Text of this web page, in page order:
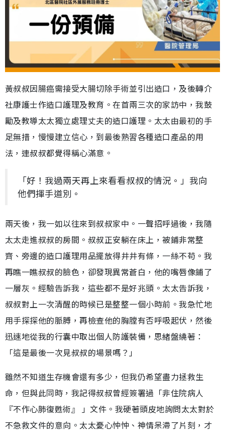
黃叔叔因腸癌需接受大腸切除手術並引出造口，及後轉介
社康護士作造口護理及教育。在首兩三次的家訪中，我鼓
勵及教導太太獨立處理丈夫的造口護理。太太由最初的手
足無措，慢慢建立信心，到最後熟習各種造口產品的用
法，連叔叔都覺得稱心滿意。
「好！我過兩天再上來看看叔叔的情況。」我向
他們揮手道別。
兩天後，我一如以往來到叔叔家中。一聲招呼過後，我隨
太太走進叔叔的房間。叔叔正安躺在床上，被鋪非常整
齊、旁邊的造口護理用品擺放得井井有條，一絲不苟。我
再瞧一瞧叔叔的臉色，卻發現異常蒼白，他的嘴唇像鋪了
一層灰。經驗告訴我，這些都不是好兆頭。太太告訴我，
叔叔對上一次清醒的時候已是整整一個小時前。我急忙地
用手探探他的脈膊，再檢查他的胸膛有否呼吸起伏，然後
迅速地從我的行囊中取出個人防護裝備，思緒盤繞著：
「這是最後一次見叔叔的場景嗎？」
雖然不知道生存機會還有多少，但我仍希望盡力拯救生
命，但與此同時，我記得叔叔曾經簽署過「非住院病人
『不作心肺復甦術』 」文件。我硬著頭皮地詢問太太對於
不急救文件的意向。太太憂心忡忡、神情呆滯了片刻，才